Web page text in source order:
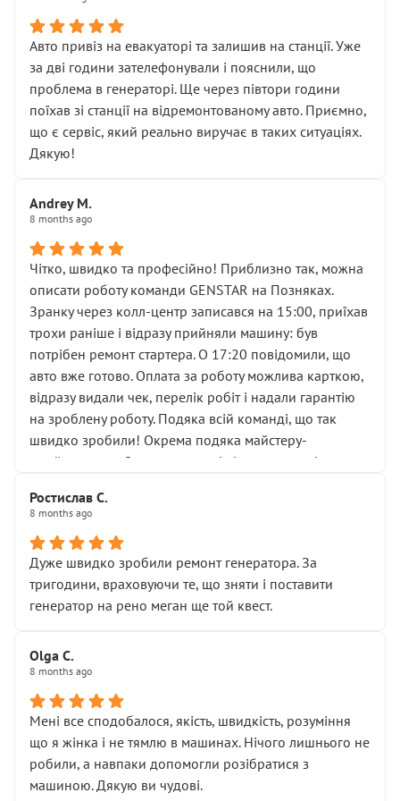
• що біля авто стояти вже не можна
• почали озвучувати купу додаткових робіт без
чіткого пояснення
( ну все зняли та доробили) дякую!
Окремий момент, який виглядає абсурдно:
мені заявили, що бачок гальмівної рідини потрібно
міняти разом із головним гальмівним циліндром у
Для людини, яка хоча б трохи розуміється на техніці,
це звучить як мінімум непрофесійно, а як максимум —
спроба продати дорогий вузол замість елементарних
ущільнювачів.
Що прикро — це не перший мій візит. Раніше міняв у
вас стартер, і тоді сервіс наче справив хороше
враження. Але згодом знайшов декілька гайок під
лобовим склом. Мені пояснили, що це “старі гайки, які
відкручували”, і попросили не хвилюватися. ( надіюсь
новий власник, не застяг в полі))
Але після нинішнього візиту такі дрібниці вже не
здаються дрібницями.
Я — клієнт, який працює на довірі, і саме її цей сервіс
Хотілося б більше:
• належної уваги до авто
• прозорості в роботах і рахунках
• реальної діагностики, а не формального
“подивились і поїхав”
На жаль, складається враження, що сервіс працює не
Стосовно комунікації - все добре
Авто привіз на евакуаторі та залишив на станції. Уже
за дві години зателефонували і пояснили, що
проблема в генераторі. Ще через півтори години
поїхав зі станції на відремонтованому авто. Приємно,
що є сервіс, який реально виручає в таких ситуаціях.
Дякую!
Andrey M.
8 months ago
Чітко, швидко та професійно! Приблизно так, можна
описати роботу команди GENSTAR на Позняках.
Зранку через колл-центр записався на 15:00, приїхав
трохи раніше і відразу прийняли машину: був
потрібен ремонт стартера. О 17:20 повідомили, що
авто вже готово. Оплата за роботу можлива карткою,
відразу видали чек, перелік робіт і надали гарантію
на зроблену роботу. Подяка всій команді, що так
швидко зробили! Окрема подяка майстеру-
приймальнику Олександру: всі чітко та по суті.
звертатися до цього автосервісу.
Ростислав С.
8 months ago
Дуже швидко зробили ремонт генератора. За
тригодини, враховуючи те, що зняти і поставити
генератор на рено меган ще той квест.
Olga С.
8 months ago
Мені все сподобалося, якість, швидкість, розуміння
що я жінка і не тямлю в машинах. Нічого лишнього не
робили, а навпаки допомогли розібратися з
машиною. Дякую ви чудові.